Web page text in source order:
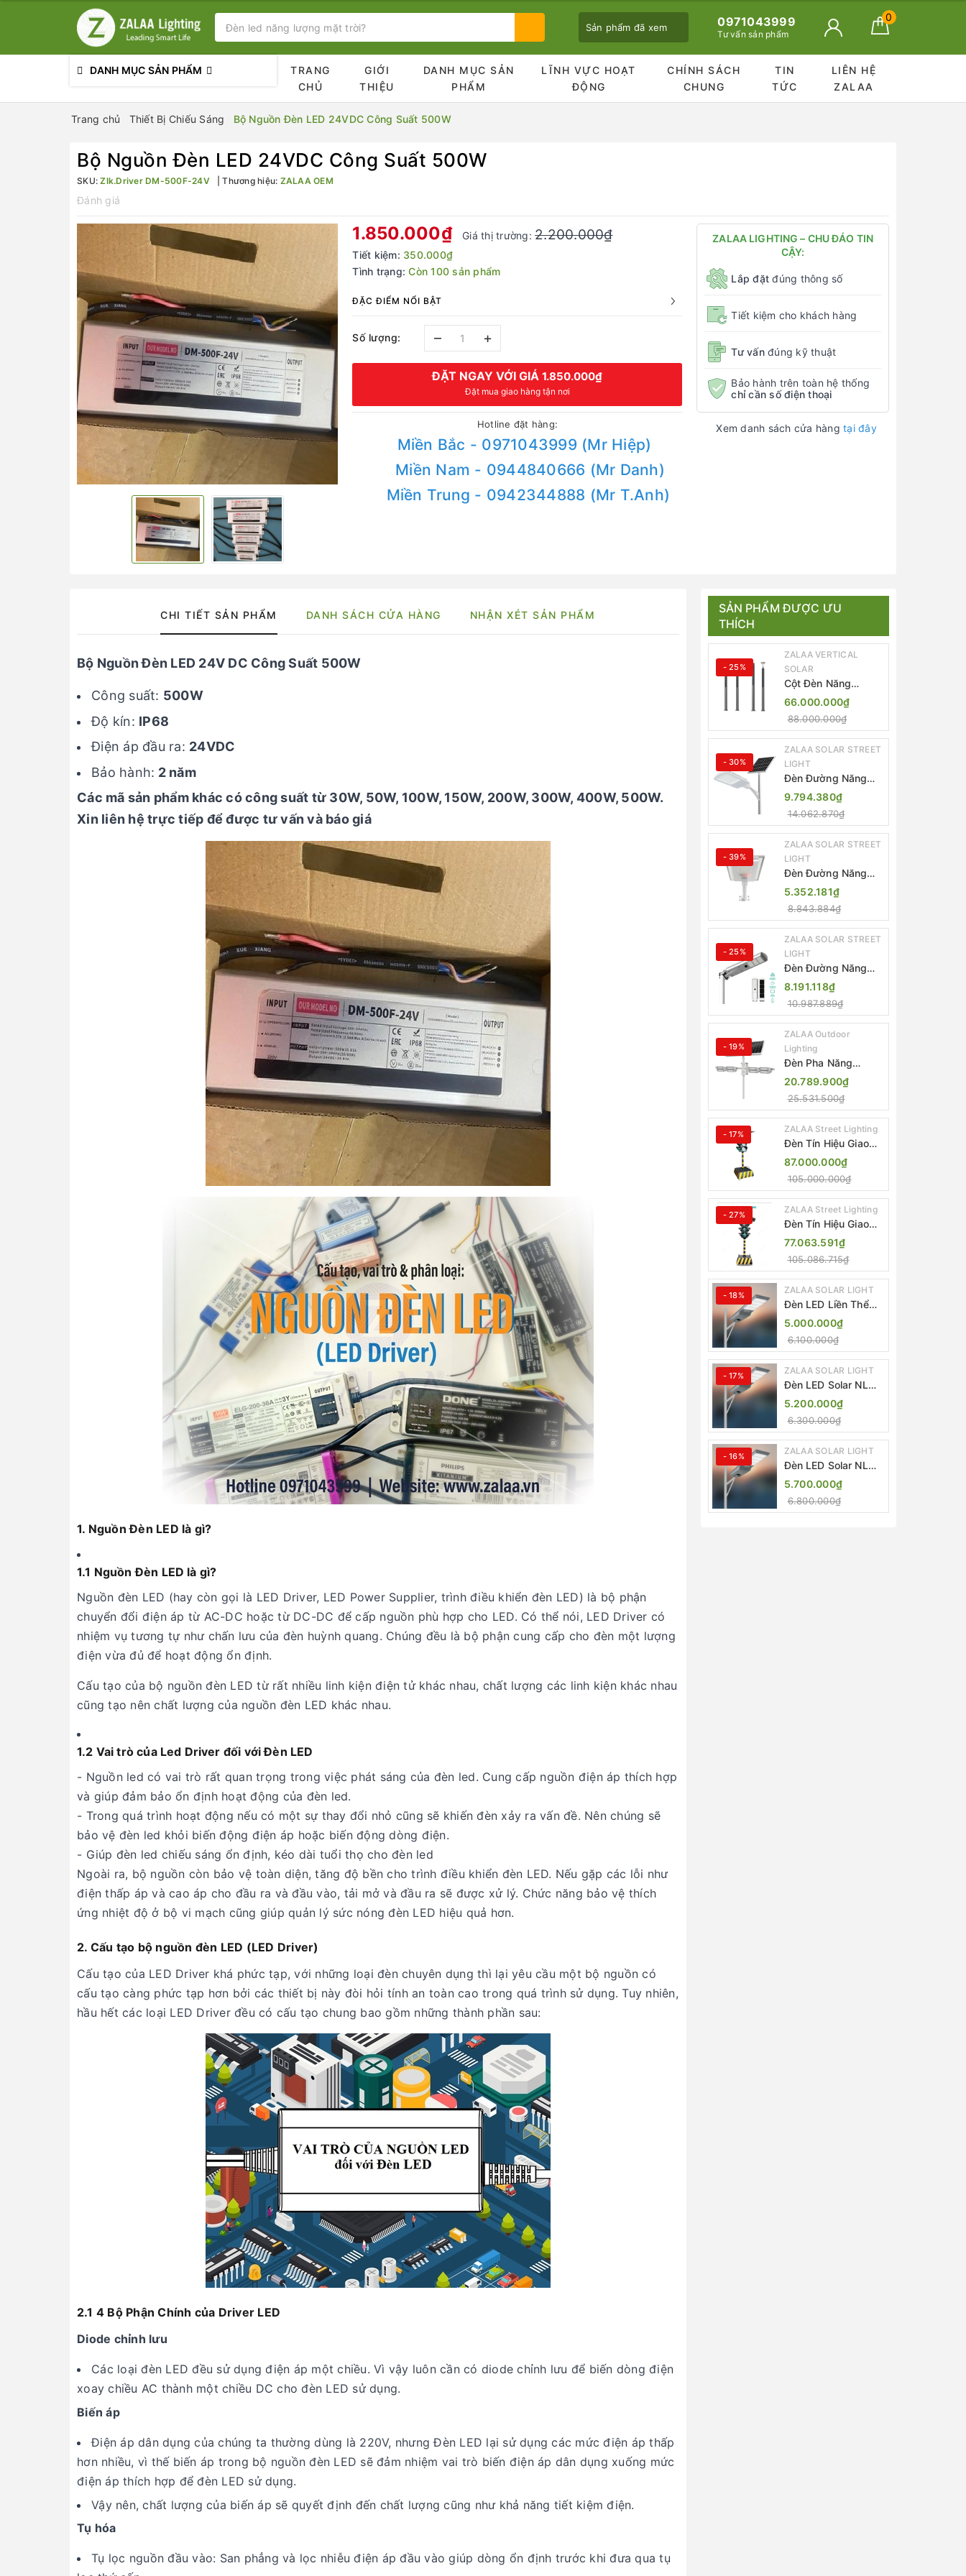
Sản phẩm đã xem
Bạn chưa xem sản phẩm nào
0971043999
Tư vấn sản phẩm
0
DANH MỤC SẢN PHẨM
TRANG
CHỦ
GIỚI
THIỆU
DANH MỤC SẢN
PHẨM
LĨNH VỰC HOẠT
ĐỘNG
CHÍNH SÁCH
CHUNG
TIN
TỨC
LIÊN HỆ
ZALAA
Trang chủ Thiết Bị Chiếu Sáng Bộ Nguồn Đèn LED 24VDC Công Suất 500W
Bộ Nguồn Đèn LED 24VDC Công Suất 500W
SKU:Zlk.Driver DM-500F-24V Thương hiệu: ZALAA OEM
Đánh giá
1.850.000₫ Giá thị trường:2.200.000₫
Tiết kiệm: 350.000₫
Tình trạng: Còn 100 sản phẩm
ĐẶC ĐIỂM NỔI BẬT
Số lượng: – +
ĐẶT NGAY VỚI GIÁ1.850.000₫
Đặt mua giao hàng tận nơi
Hotline đặt hàng:
Miền Bắc - 0971043999 (Mr Hiệp)
Miền Nam - 0944840666 (Mr Danh)
Miền Trung - 0942344888 (Mr T.Anh)
ZALAA LIGHTING – CHU ĐÁO TIN
CẬY:
Lắp đặt đúng thông số
Tiết kiệm cho khách hàng
Tư vấnđúng kỹ thuật
Bảo hành trên toàn hệ thống
chỉ cần số điện thoại
Xem danh sách cửa hàngtại đây
CHI TIẾT SẢN PHẨM DANH SÁCH CỬA HÀNG NHẬN XÉT SẢN PHẨM
Bộ Nguồn Đèn LED 24V DC Công Suất 500W
Công suất: 500W
Độ kín: IP68
Điện áp đầu ra: 24VDC
Bảo hành: 2 năm
Các mã sản phẩm khác có công suất từ 30W, 50W, 100W, 150W, 200W, 300W, 400W, 500W.
Xin liên hệ trực tiếp để được tư vấn và báo giá
1. Nguồn Đèn LED là gì?
1.1 Nguồn Đèn LED là gì?
Nguồn đèn LED (hay còn gọi là LED Driver, LED Power Supplier, trình điều khiển đèn LED) là bộ phận
chuyển đổi điện áp từ AC-DC hoặc từ DC-DC để cấp nguồn phù hợp cho LED. Có thể nói, LED Driver có
nhiệm vụ tương tự như chấn lưu của đèn huỳnh quang. Chúng đều là bộ phận cung cấp cho đèn một lượng
điện vừa đủ để hoạt động ổn định.
Cấu tạo của bộ nguồn đèn LED từ rất nhiều linh kiện điện tử khác nhau, chất lượng các linh kiện khác nhau
cũng tạo nên chất lượng của nguồn đèn LED khác nhau.
1.2 Vai trò của Led Driver đối với Đèn LED
- Nguồn led có vai trò rất quan trọng trong việc phát sáng của đèn led. Cung cấp nguồn điện áp thích hợp
và giúp đảm bảo ổn định hoạt động của đèn led.
- Trong quá trình hoạt động nếu có một sự thay đổi nhỏ cũng sẽ khiến đèn xảy ra vấn đề. Nên chúng sẽ
bảo vệ đèn led khỏi biến động điện áp hoặc biến động dòng điện.
- Giúp đèn led chiếu sáng ổn định, kéo dài tuổi thọ cho đèn led
Ngoài ra, bộ nguồn còn bảo vệ toàn diện, tăng độ bền cho trình điều khiển đèn LED. Nếu gặp các lỗi như
điện thấp áp và cao áp cho đầu ra và đầu vào, tải mở và đầu ra sẽ được xử lý. Chức năng bảo vệ thích
ứng nhiệt độ ở bộ vi mạch cũng giúp quản lý sức nóng đèn LED hiệu quả hơn.
2. Cấu tạo bộ nguồn đèn LED (LED Driver)
Cấu tạo của LED Driver khá phức tạp, với những loại đèn chuyên dụng thì lại yêu cầu một bộ nguồn có
cấu tạo càng phức tạp hơn bởi các thiết bị này đòi hỏi tính an toàn cao trong quá trình sử dụng. Tuy nhiên,
hầu hết các loại LED Driver đều có cấu tạo chung bao gồm những thành phần sau:
2.1 4 Bộ Phận Chính của Driver LED
Diode chỉnh lưu
Các loại đèn LED đều sử dụng điện áp một chiều. Vì vậy luôn cần có diode chỉnh lưu để biến dòng điện
xoay chiều AC thành một chiều DC cho đèn LED sử dụng.
Biến áp
Điện áp dân dụng của chúng ta thường dùng là 220V, nhưng Đèn LED lại sử dụng các mức điện áp thấp
hơn nhiều, vì thế biến áp trong bộ nguồn đèn LED sẽ đảm nhiệm vai trò biến điện áp dân dụng xuống mức
điện áp thích hợp để đèn LED sử dụng.
Vậy nên, chất lượng của biến áp sẽ quyết định đến chất lượng cũng như khả năng tiết kiệm điện.
Tụ hóa
Tụ lọc nguồn đầu vào: San phẳng và lọc nhiễu điện áp đầu vào giúp dòng ổn định trước khi đưa qua tụ
SẢN PHẨM ĐƯỢC ƯU
THÍCH
- 25%
ZALAA VERTICAL
SOLAR
Cột Đèn Năng
Lượng Mặt Trời Dọc
Thông Minh ZSR-
YYDS-360 | ZALAA
Jsc
66.000.000₫
88.000.000₫
- 30%
ZALAA SOLAR STREET
LIGHT
Đèn Đường Năng
Lượng Mặt Trời
Thông Minh Điều
Khiển MPPT ZL-
GMX01 ZALAA
9.794.380₫
14.062.870₫
- 39%
ZALAA SOLAR STREET
LIGHT
Đèn Đường Năng
Lượng Mặt Trời
Nhôm Đúc ZALAA
ZL-BWH Cao Cấp
IP65
5.352.181₫
8.843.884₫
- 25%
ZALAA SOLAR STREET
LIGHT
Đèn Đường Năng
Lượng Mặt Trời Tích
Hợp Camera ZALAA
ZL-BJ04-CCTV
(80W, IP65)
8.191.118₫
10.987.889₫
- 19%
ZALAA Outdoor
Lighting
Đèn Pha Năng
Lượng Mặt Trời Sân
Thể Thao ZALAA
Jsc Chống Nước
IP65 Cao Cấp
20.789.900₫
25.531.500₫
- 17% ZALAA Street Lighting
Đèn Tín Hiệu Giao
Thông Di Động Năng
Lượng Mặt Trời
ZALAA ZL-300A-D
87.000.000₫
105.000.000₫
- 27% ZALAA Street Lighting
Đèn Tín Hiệu Giao
Thông Di Động Năng
Lượng Mặt Trời
ZALAA ZL-409300C
77.063.591₫
105.086.715₫
- 18% ZALAA SOLAR LIGHT
Đèn LED Liền Thể
ZALAA Solar Street
Light ZKC-TG 20W
25W 30W All In One
5.000.000₫
6.100.000₫
- 17% ZALAA SOLAR LIGHT
Đèn LED Solar NLMT
Liền Thể ZKC-TG
20W All in One |
ZALAA Street Light
5.200.000₫
6.300.000₫
- 16% ZALAA SOLAR LIGHT
Đèn LED Solar NLMT
Liền Thể ZKC-TG
25W All in One |
ZALAA Street Light
5.700.000₫
6.800.000₫